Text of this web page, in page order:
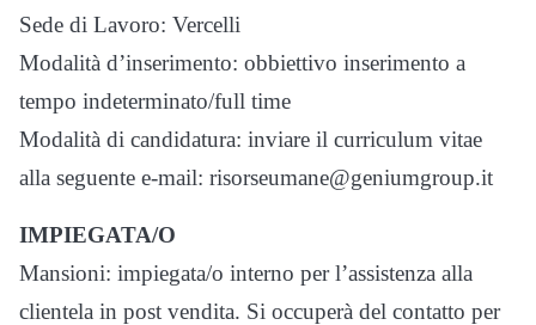
Sede di Lavoro: Vercelli
Modalità d’inserimento: obbiettivo inserimento a
tempo indeterminato/full time
Modalità di candidatura: inviare il curriculum vitae
alla seguente e-mail: risorseumane@geniumgroup.it
IMPIEGATA/O
Mansioni: impiegata/o interno per l’assistenza alla
clientela in post vendita. Si occuperà del contatto per